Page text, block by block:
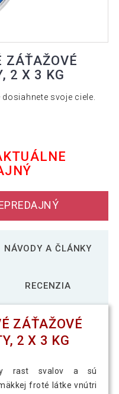
ZÁŤAŽOVÉ
2 X 3 KG
svoje ciele.
NÁVODY A ČLÁNKY
RECENZIA
ZÁŤAŽOVÉ
2 X 3 KG
rast svalov a sú
froté látke vnútri